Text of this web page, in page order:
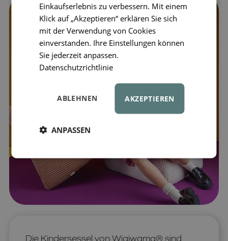
Die Kindersessel von Wigiwama® sind
Einkaufserlebnis zu verbessern. Mit einem
Klick auf „Akzeptieren“ erklären Sie sich
mit der Verwendung von Cookies
einverstanden. Ihre Einstellungen können
Sie jederzeit anpassen.
Datenschutzrichtlinie
AKZEPTIEREN
ABLEHNEN
ANPASSEN